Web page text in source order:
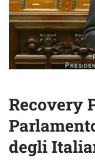
Recovery
degli